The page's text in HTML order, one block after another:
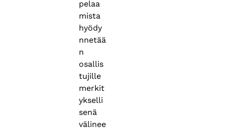
pelaa
mista
hyödy
nnetää
n
osallis
tujille
merkit
ykselli
senä
välinee